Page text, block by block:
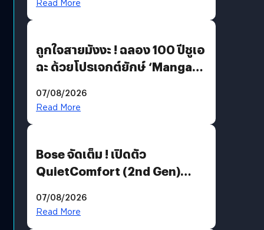
Read More
ถูกใจสายมังงะ ! ฉลอง 100 ปีชูเอ
ฉะ ด้วยโปรเจกต์ยักษ์ ‘Manga
มีภาษาไทยด้วย
07/08/2026
Read More
Bose จัดเต็ม ! เปิดตัว
QuietComfort (2nd Gen)
07/08/2026
Read More